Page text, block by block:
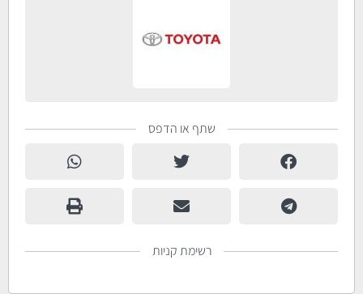
שתף או הדפס
רשימת קניות